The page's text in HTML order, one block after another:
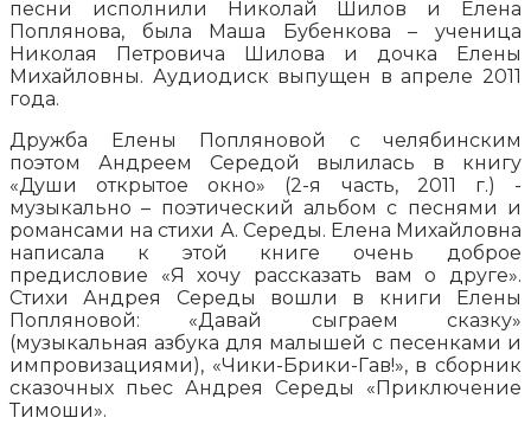
песни исполнили Николай Шилов и Елена
Поплянова, была Маша Бубенкова – ученица
Николая Петровича Шилова и дочка Елены
Михайловны. Аудиодиск выпущен в апреле 2011
года.
Дружба Елены Попляновой с челябинским
поэтом Андреем Середой вылилась в книгу
«Души открытое окно» (2-я часть, 2011 г.) -
музыкально – поэтический альбом с песнями и
романсами на стихи А. Середы. Елена Михайловна
написала к этой книге очень доброе
предисловие «Я хочу рассказать вам о друге».
Стихи Андрея Середы вошли в книги Елены
Попляновой: «Давай сыграем сказку»
(музыкальная азбука для малышей с песенками и
импровизациями), «Чики-Брики-Гав!», в сборник
сказочных пьес Андрея Середы «Приключение
Тимоши».